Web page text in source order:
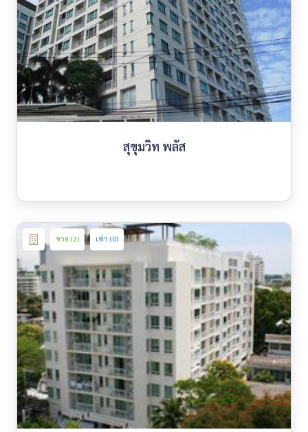
สุขุมวิท พลัส
ขาย (2) เช่า (0)